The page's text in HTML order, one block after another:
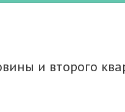
и второго